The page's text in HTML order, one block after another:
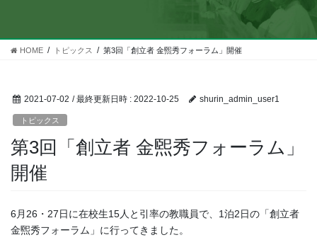
学生サポート
アクセス
資料請求
HOME トピックス 第3回「創立者 金煕秀フォーラム」開催
2021-07-02 / 最終更新日時 : 2022-10-25 shurin_admin_user1
トピックス
第3回「創立者 金煕秀フォーラム」
開催
6月26・27日に在校生15人と引率の教職員で、1泊2日の「創立者
金煕秀フォーラム」に行ってきました。